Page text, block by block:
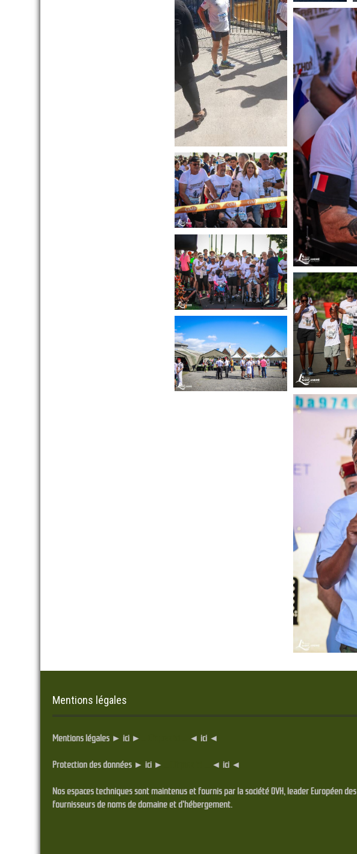
Mentions légales
Mentions légales ► ici ► ◄ ici ◄
Protection des données ► ici ► ◄ ici ◄
Nos espaces techniques sont maintenus et fournis par la société OVH, leader Européen des
fournisseurs de noms de domaine et d'hébergement.